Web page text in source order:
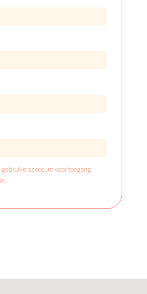
voor toegang